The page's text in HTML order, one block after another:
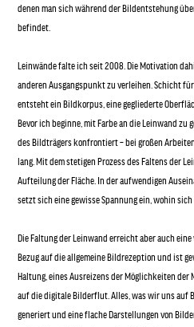
denen man sich während der Bildentstehung
befindet.
Leinwände falte ich seit 2008. Die Motivation
anderen Ausgangspunkt zu verleihen. Schicht
entsteht ein Bildkorpus, eine gegliederte
Bevor ich beginne, mit Farbe an die Leinwand zu
des Bildträgers konfrontiert – bei großen
lang. Mit dem stetigen Prozess des Faltens der
Aufteilung der Fläche. In der aufwendigen
setzt sich eine gewisse Spannung ein, wohin
Die Faltung der Leinwand erreicht aber auch
Bezug auf die allgemeine Bildrezeption und ist
Haltung, eines Ausreizens der Möglichkeiten der
auf die digitale Bilderflut. Alles, was wir uns auf
generiert und eine flache Darstellungen von